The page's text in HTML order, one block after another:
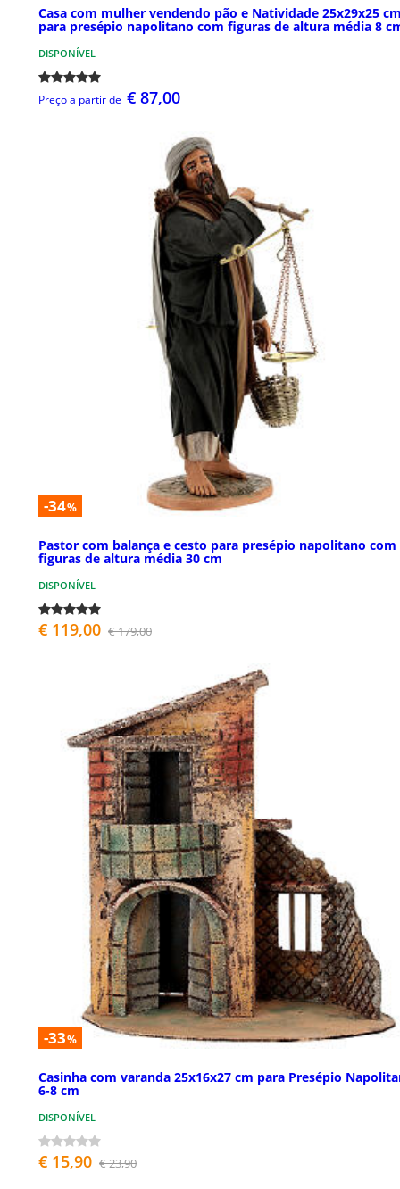
Casa com mulher vendendo pão e Natividade 25x29x25
para presépio napolitano com figuras de altura média 8
DISPONÍVEL
Preço a partir de € 87,00
-34%
Pastor com balança e cesto para presépio napolitano com
figuras de altura média 30 cm
DISPONÍVEL
€ 119,00 € 179,00
-33%
Casinha com varanda 25x16x27 cm para Presépio
6-8 cm
DISPONÍVEL
€ 15,90 € 23,90